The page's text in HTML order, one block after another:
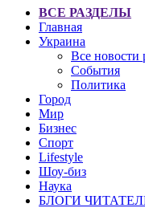
ВСЕ РАЗДЕЛЫ
Главная
Украина
Все новости
События
Политика
Город
Мир
Бизнес
Спорт
Lifestyle
Шоу-биз
Наука
БЛОГИ